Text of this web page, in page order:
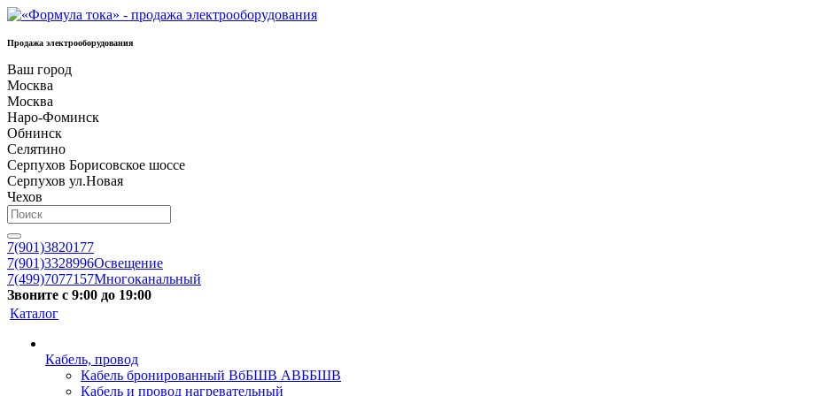
Продажа электрооборудования
Ваш город
Москва
Москва
Наро-Фоминск
Обнинск
Селятино
Серпухов Борисовское шоссе
Серпухов ул.Новая
Чехов
7(901)3820177
7(901)3328996Освещение
7(499)7077157Многоканальный
Звоните с 9:00 до 19:00
Каталог
Кабель, провод
Кабель бронированный ВбБШВ АВББШВ
Кабель и провод нагревательный